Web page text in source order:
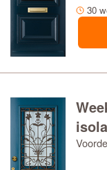
30